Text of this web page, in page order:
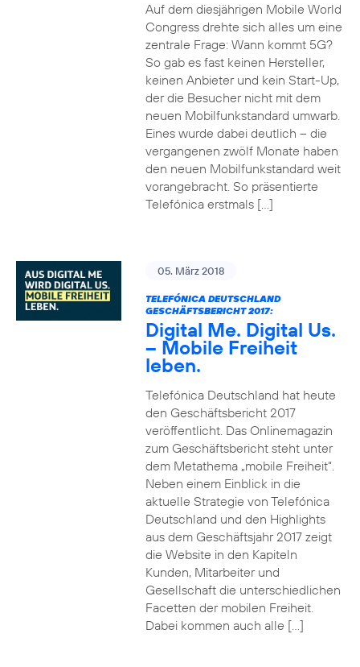
Auf dem diesjährigen Mobile World
Congress drehte sich alles um eine
zentrale Frage: Wann kommt 5G?
So gab es fast keinen Hersteller,
keinen Anbieter und kein Start-Up,
der die Besucher nicht mit dem
neuen Mobilfunkstandard umwarb.
Eines wurde dabei deutlich – die
vergangenen zwölf Monate haben
den neuen Mobilfunkstandard weit
vorangebracht. So präsentierte
Telefónica erstmals […]
05. März 2018
TELEFÓNICA DEUTSCHLAND
GESCHÄFTSBERICHT 2017:
Digital Me. Digital Us.
– Mobile Freiheit
leben.
Telefónica Deutschland hat heute
den Geschäftsbericht 2017
veröffentlicht. Das Onlinemagazin
zum Geschäftsbericht steht unter
dem Metathema „mobile Freiheit“.
Neben einem Einblick in die
aktuelle Strategie von Telefónica
Deutschland und den Highlights
aus dem Geschäftsjahr 2017 zeigt
die Website in den Kapiteln
Kunden, Mitarbeiter und
Gesellschaft die unterschiedlichen
Facetten der mobilen Freiheit.
Dabei kommen auch alle […]